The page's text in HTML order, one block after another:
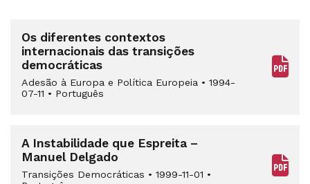
Os diferentes contextos
internacionais das transições
democráticas
Adesão à Europa e Política Europeia • 1994-
07-11 • Português
A Instabilidade que Espreita –
Manuel Delgado
Transições Democráticas • 1999-11-01 •